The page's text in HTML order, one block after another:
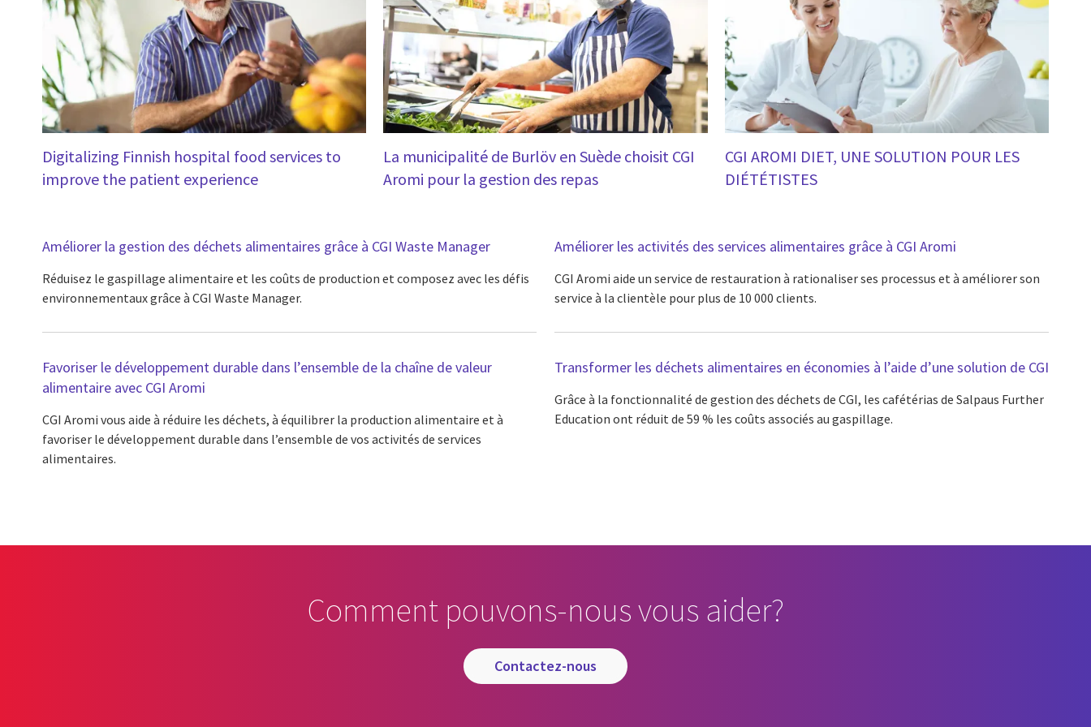
Digitalizing Finnish hospital food services to
improve the patient experience
La municipalité de Burlöv en Suède choisit CGI
Aromi pour la gestion des repas
CGI AROMI DIET, UNE SOLUTION POUR LES
DIÉTÉTISTES
Améliorer la gestion des déchets alimentaires grâce à CGI Waste Manager
Réduisez le gaspillage alimentaire et les coûts de production et composez avec les défis
environnementaux grâce à CGI Waste Manager.
Améliorer les activités des services alimentaires grâce à CGI Aromi
CGI Aromi aide un service de restauration à rationaliser ses processus et à améliorer son
service à la clientèle pour plus de 10 000 clients.
Favoriser le développement durable dans l’ensemble de la chaîne de valeur
alimentaire avec CGI Aromi
CGI Aromi vous aide à réduire les déchets, à équilibrer la production alimentaire et à
favoriser le développement durable dans l’ensemble de vos activités de services
alimentaires.
Transformer les déchets alimentaires en économies à l’aide d’une solution de CGI
Grâce à la fonctionnalité de gestion des déchets de CGI, les cafétérias de Salpaus Further
Education ont réduit de 59 % les coûts associés au gaspillage.
Comment pouvons-nous vous aider?
contactez-nous